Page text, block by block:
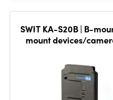
SWIT KA-S20B | B-
mount devices/